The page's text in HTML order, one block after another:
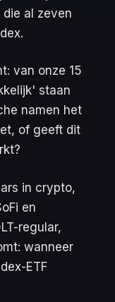
al zeven
van onze 15
staan
namen het
of geeft dit
in crypto,
en
regular,
wanneer
ETF